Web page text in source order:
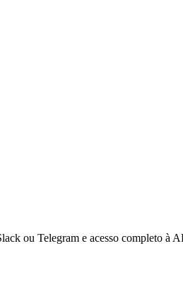
ou Telegram e acesso completo à